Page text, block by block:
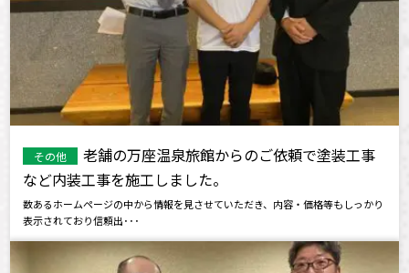
その他
老舗の万座温泉旅館からのご依頼で塗装工事
など内装工事を施工しました。
数あるホームページの中から情報を見させていただき、内容・価格等もしっかり
表示されており信頼出･･･